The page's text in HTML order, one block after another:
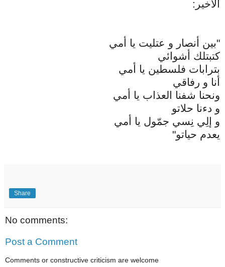
الأخير:
"بين أنصار و عتليت يا أمي
كتبتلك أشوائي
بترابات فلسطين يا أمي
أنا و رفاقي
ونحنا شفنا العذاب يا أمي
و دءنا حلاتو
و إلِي نِسي جمّول يا أمي
يعدم حياتو"
Share
No comments:
Post a Comment
Comments or constructive criticism are welcome